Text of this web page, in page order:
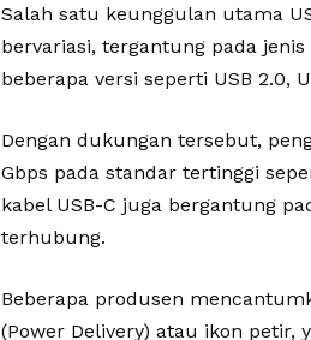
Salah satu keunggulan utama
bervariasi, tergantung pada
beberapa versi seperti USB 2.0,
Dengan dukungan tersebut,
Gbps pada standar tertinggi
kabel USB-C juga bergantung
terhubung.
Beberapa produsen
(Power Delivery) atau ikon petir,